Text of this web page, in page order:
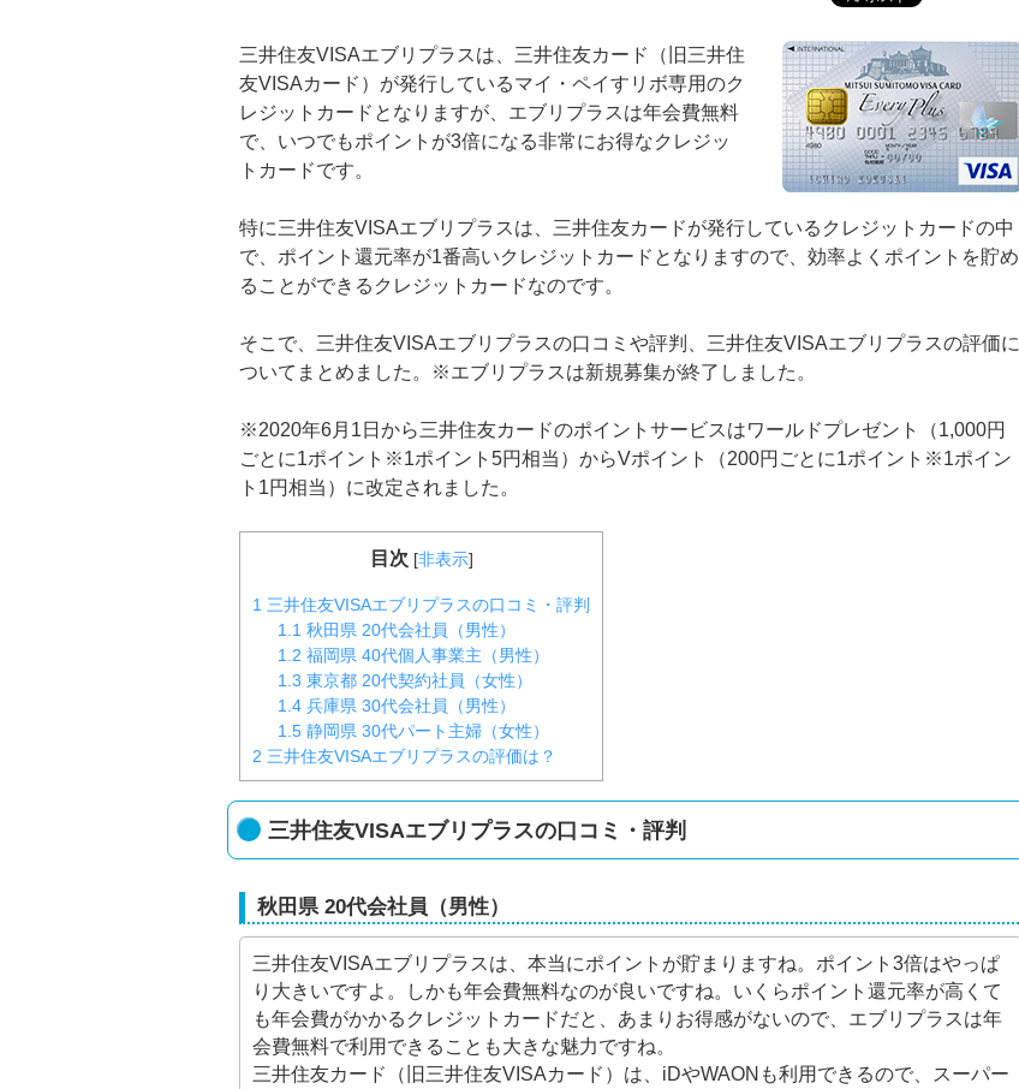
三井住友VISAエブリプラスは、三井住友カード（旧三井住
友VISAカード）が発行しているマイ・ペイすリボ専用のク
レジットカードとなりますが、エブリプラスは年会費無料
で、いつでもポイントが3倍になる非常にお得なクレジッ
トカードです。
特に三井住友VISAエブリプラスは、三井住友カードが発行しているクレジットカードの中
で、ポイント還元率が1番高いクレジットカードとなりますので、効率よくポイントを貯め
ることができるクレジットカードなのです。
そこで、三井住友VISAエブリプラスの口コミや評判、三井住友VISAエブリプラスの評価に
ついてまとめました。※エブリプラスは新規募集が終了しました。
※2020年6月1日から三井住友カードのポイントサービスはワールドプレゼント（1,000円
ごとに1ポイント※1ポイント5円相当）からVポイント（200円ごとに1ポイント※1ポイン
ト1円相当）に改定されました。
目次 [非表示]
1 三井住友VISAエブリプラスの口コミ・評判
1.1 秋田県 20代会社員（男性）
1.2 福岡県 40代個人事業主（男性）
1.3 東京都 20代契約社員（女性）
1.4 兵庫県 30代会社員（男性）
1.5 静岡県 30代パート主婦（女性）
2 三井住友VISAエブリプラスの評価は？
三井住友VISAエブリプラスの口コミ・評判
秋田県 20代会社員（男性）
三井住友VISAエブリプラスは、本当にポイントが貯まりますね。ポイント3倍はやっぱ
り大きいですよ。しかも年会費無料なのが良いですね。いくらポイント還元率が高くて
も年会費がかかるクレジットカードだと、あまりお得感がないので、エブリプラスは年
会費無料で利用できることも大きな魅力ですね。
三井住友カード（旧三井住友VISAカード）は、iDやWAONも利用できるので、スーパー